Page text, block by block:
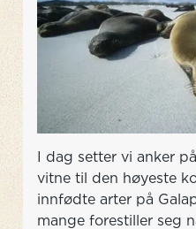
I dag setter vi anker
vitne til den høyeste
innfødte arter på
mange forestiller seg